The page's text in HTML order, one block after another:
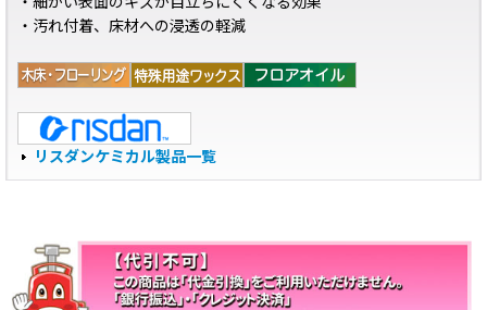
・汚れ付着、床材への浸透の軽減
リスダンケミカル製品一覧